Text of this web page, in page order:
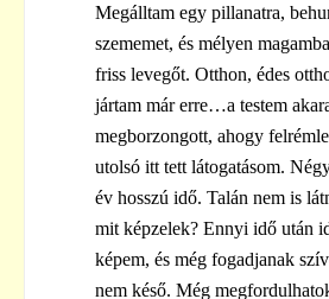
Megálltam egy pillanatra,
szememet, és mélyen
friss levegőt. Otthon, édes
jártam már erre…a testem
megborzongott, ahogy
utolsó itt tett látogatásom.
év hosszú idő. Talán nem is
mit képzelek? Ennyi idő után
képem, és még fogadjanak
nem késő. Még